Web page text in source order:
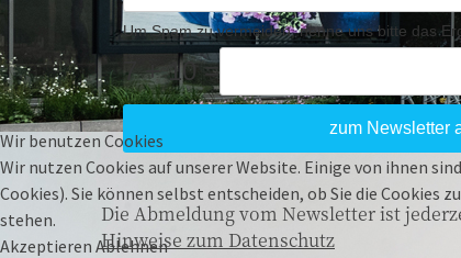
Um Spam zu vermeiden, nenne uns bitte das
7 + 10 =
zum Newsletter
Die Abmeldung vom Newsletter ist
Hinweise zum Datenschutz
Wir benutzen Cookies
Wir nutzen Cookies auf unserer Website. Einige von ihnen
Cookies). Sie können selbst entscheiden, ob Sie die
stehen.
Akzeptieren Ablehnen